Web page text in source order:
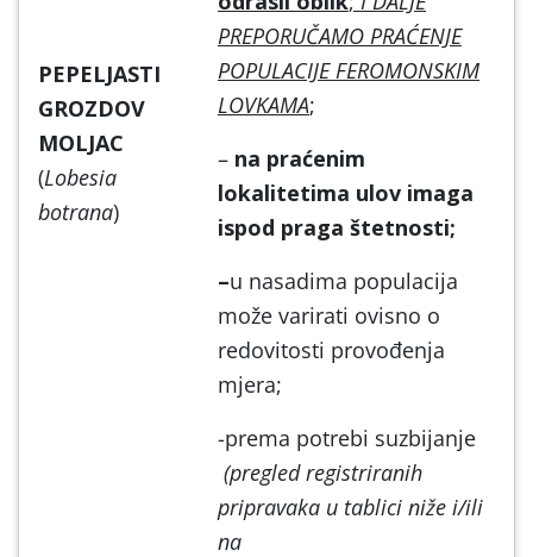
PEPELJASTI
GROZDOV
MOLJAC
(Lobesia
botrana)
PREPORUČAMO PRAĆENJE
POPULACIJE FEROMONSKIM
LOVKAMA;
– na praćenim
lokalitetima ulov imaga
ispod praga štetnosti;
–u nasadima populacija
može varirati ovisno o
redovitosti provođenja
mjera;
-prema potrebi suzbijanje
(pregled registriranih
pripravaka u tablici niže i/ili
na